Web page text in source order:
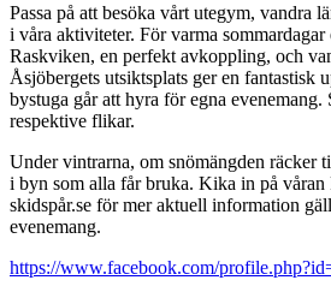
Passa på att besöka vårt utegym, vandra
i våra aktiviteter. För varma
Raskviken, en perfekt avkoppling, och
Åsjöbergets utsiktsplats ger en fantastisk
bystuga går att hyra för egna
respektive flikar.
Under vintrarna, om snömängden räcker
i byn som alla får bruka. Kika in på våran
skidspår.se för mer aktuell information
evenemang.
https://www.facebook.com/